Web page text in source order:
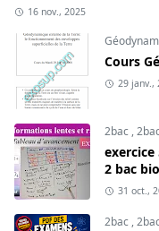
16 nov., 2025
Cours
29 janv.,
2bac ,
2 bac
31 oct.,
2bac ,